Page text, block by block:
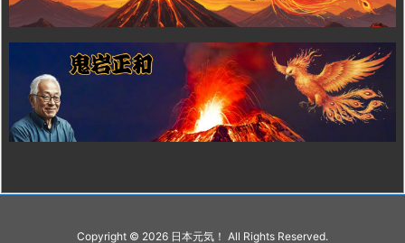
Copyright © 2026 日本元気！ All Rights Reserved.